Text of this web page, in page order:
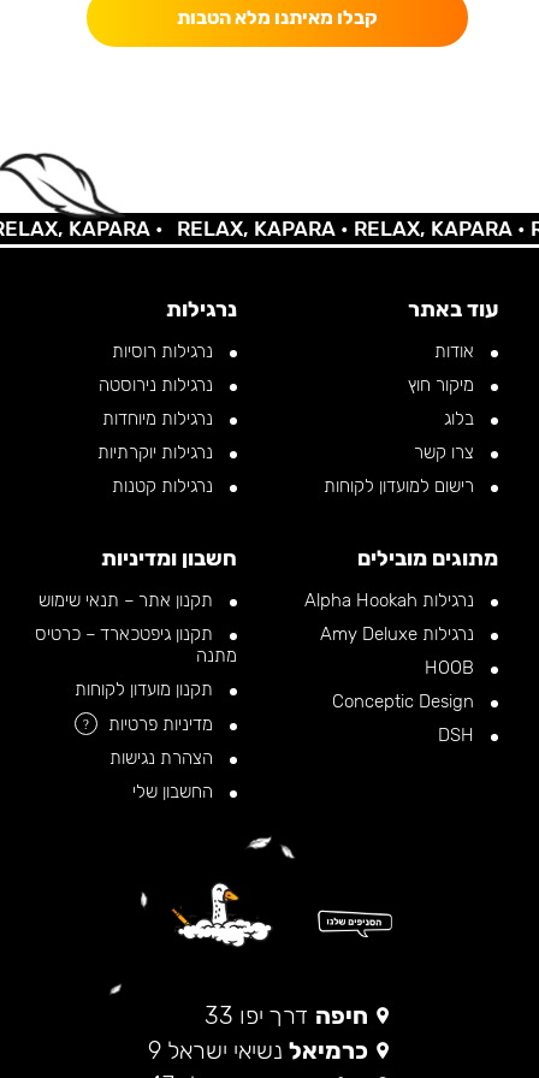
קבלו מאיתנו מלא הטבות
KAPARA • RELAX, KAPARA •RELAX, KAPARA •
עוד באתר
אודות
מיקור חוץ
בלוג
צרו קשר
רישום למועדון לקוחות
נרגילות
נרגילות רוסיות
נרגילות נירוסטה
נרגילות מיוחדות
נרגילות יוקרתיות
נרגילות קטנות
מתוגים מובילים
נרגילות Alpha Hookah
נרגילות Amy Deluxe
חשבון ומדיניות
תקנון אתר – תנאי שימוש
תקנון גיפטכארד – כרטיס
מתנה
תקנון מועדון לקוחות
מדיניות פרטיות
?
הצהרת נגישות
החשבון שלי
חיפה דרך יפו 33
כרמיאל נשיאי ישראל 9